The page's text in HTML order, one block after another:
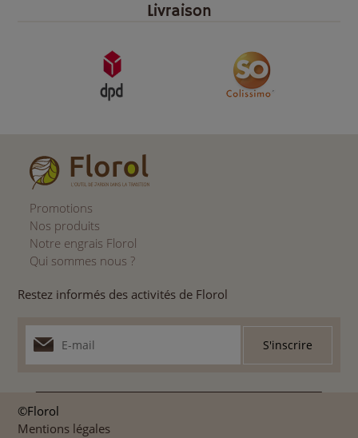
Livraison
Promotions
Nos produits
Notre engrais Florol
Qui sommes nous ?
Restez informés des activités de Florol
©Florol
Mentions légales